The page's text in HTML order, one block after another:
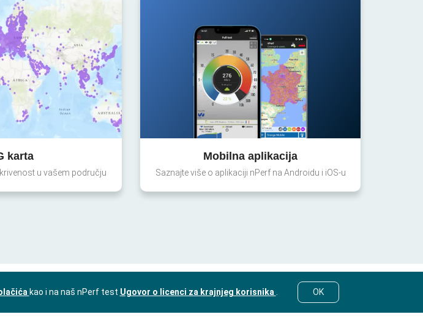
karta
u vašem području
Mobilna aplikacija
Saznajte više o aplikaciji nPerf na Androidu i iOS-u
kao i na naš nPerf test Ugovor o licenci za krajnjeg korisnika OK